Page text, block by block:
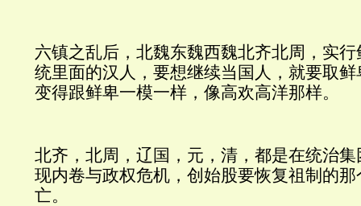
六镇之乱后，北魏东魏西魏北齐北周，实
统里面的汉人，要想继续当国人，就要取
变得跟鲜卑一模一样，像高欢高洋那样。
北齐，北周，辽国，元，清，都是在统治
现内卷与政权危机，创始股要恢复祖制的
亡。